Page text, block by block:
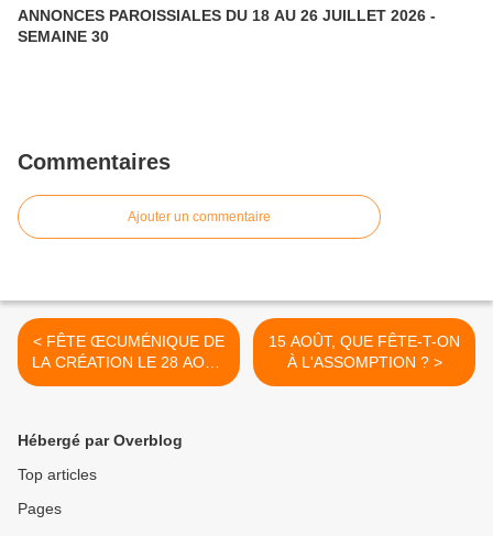
ANNONCES PAROISSIALES DU 18 AU 26 JUILLET 2026 -
SEMAINE 30
Commentaires
Ajouter un commentaire
< FÊTE ŒCUMÉNIQUE DE
LA CRÉATION LE 28 AOÛT
2022
15 AOÛT, QUE FÊTE-T-ON
À L'ASSOMPTION ? >
Hébergé par Overblog
Top articles
Pages